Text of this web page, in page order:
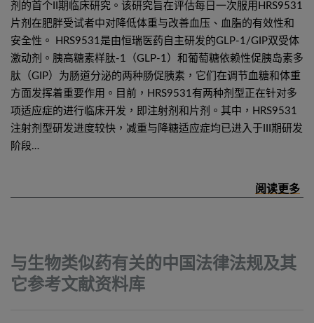
剂的首个II期临床研究。该研究旨在评估每日一次服用HRS9531
片剂在肥胖受试者中对降低体重与改善血压、血脂的有效性和
安全性。 HRS9531是由恒瑞医药自主研发的GLP-1/GIP双受体
激动剂。胰高糖素样肽-1（GLP-1）和葡萄糖依赖性促胰岛素多
肽（GIP）为肠道分泌的两种肠促胰素，它们在调节血糖和体重
方面发挥着重要作用。目前，HRS9531有两种剂型正在针对多
项适应症的进行临床开发，即注射剂和片剂。其中，HRS9531
注射剂型研发进度较快，减重与降糖适应症均已进入于III期研发
阶段…
与生物类似药有关的中国法律法规及其
它参考文献资料库